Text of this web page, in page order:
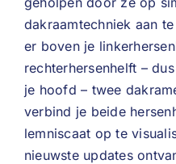
dakraamtechniek aan
er boven je
rechterhersenhelft –
je hoofd – twee
verbind je beide
lemniscaat op te
nieuwste updates